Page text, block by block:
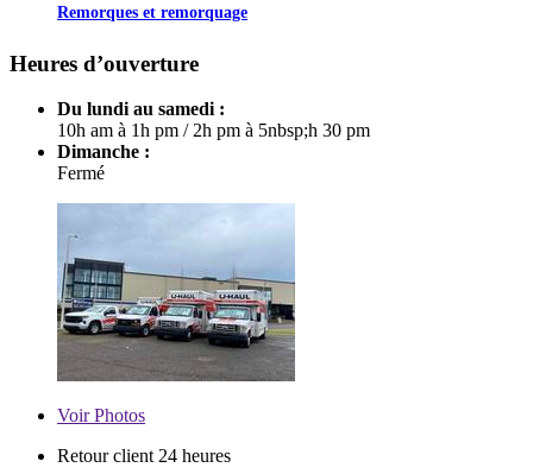
Remorques et remorquage
Heures d’ouverture
Du lundi au samedi :
10h am à 1h pm / 2h pm à 5nbsp;h 30 pm
Dimanche :
Fermé
VoirPhotos
Retour client 24 heures